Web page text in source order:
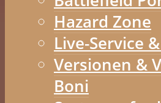
Hazard Zone
Live-Service
Versionen &
Boni